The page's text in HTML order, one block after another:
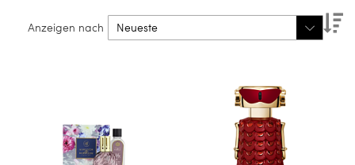
Anzeigen nach